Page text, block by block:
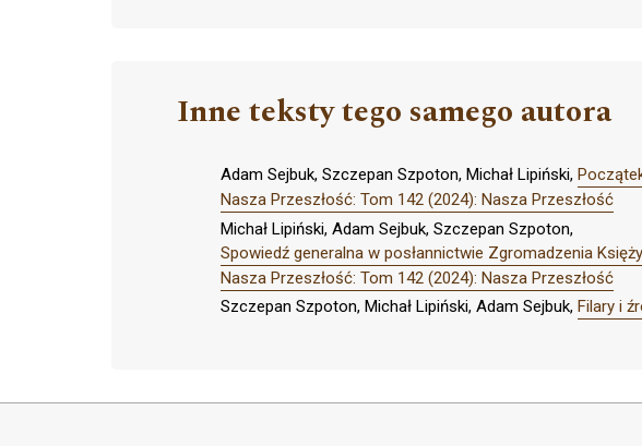
Inne teksty tego samego autora
Adam Sejbuk, Szczepan Szpoton, Michał Lipiński,
Nasza Przeszłość: Tom 142 (2024): Nasza Przeszłość
Michał Lipiński, Adam Sejbuk, Szczepan Szpoton,
Spowiedź generalna w posłannictwie Zgromadzenia
Nasza Przeszłość: Tom 142 (2024): Nasza Przeszłość
Szczepan Szpoton, Michał Lipiński, Adam Sejbuk, Filary i